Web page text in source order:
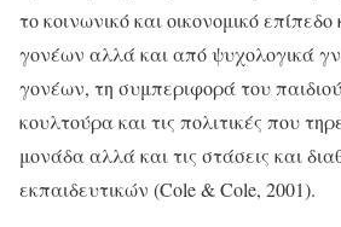
το κοινωνικό και οικονομικό
γονέων αλλά και από ψυχολογικά
γονέων, τη συμπεριφορά του
κουλτούρα και τις πολιτικές που
μονάδα αλλά και τις στάσεις και
εκπαιδευτικών (Cole & Cole, 2001).